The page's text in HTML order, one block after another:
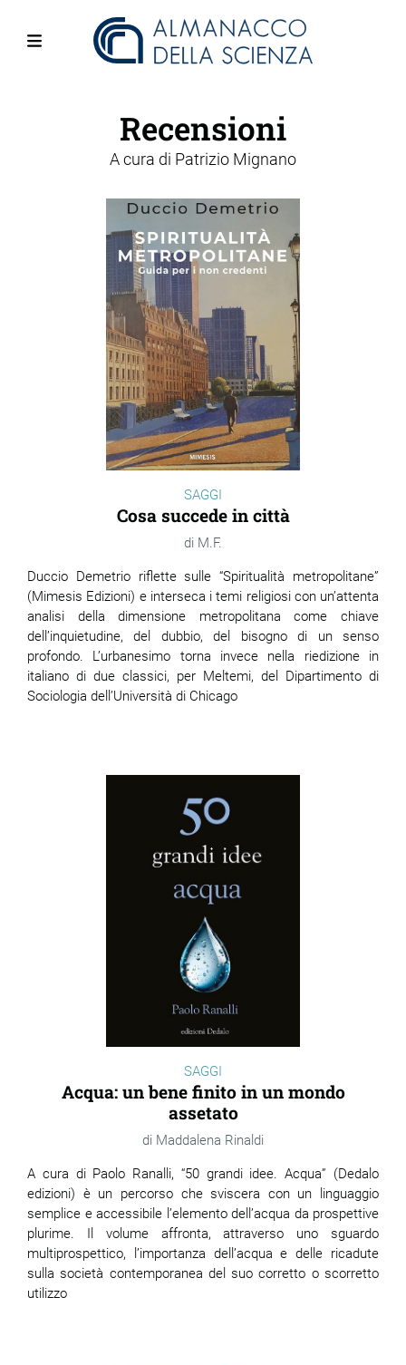
Recensioni
A cura di Patrizio Mignano
SAGGI
Cosa succede in città
M.F.
Duccio Demetrio riflette sulle “Spiritualità metropolitane”
(Mimesis Edizioni) e interseca i temi religiosi con un’attenta
analisi della dimensione metropolitana come chiave
dell’inquietudine, del dubbio, del bisogno di un senso
profondo. L’urbanesimo torna invece nella riedizione in
italiano di due classici, per Meltemi, del Dipartimento di
Sociologia dell’Università di Chicago
SAGGI
Acqua: un bene finito in un mondo
assetato
Maddalena Rinaldi
A cura di Paolo Ranalli, “50 grandi idee. Acqua” (Dedalo
edizioni) è un percorso che sviscera con un linguaggio
semplice e accessibile l’elemento dell’acqua da prospettive
plurime. Il volume affronta, attraverso uno sguardo
multiprospettico, l’importanza dell’acqua e delle ricadute
sulla società contemporanea del suo corretto o scorretto
utilizzo